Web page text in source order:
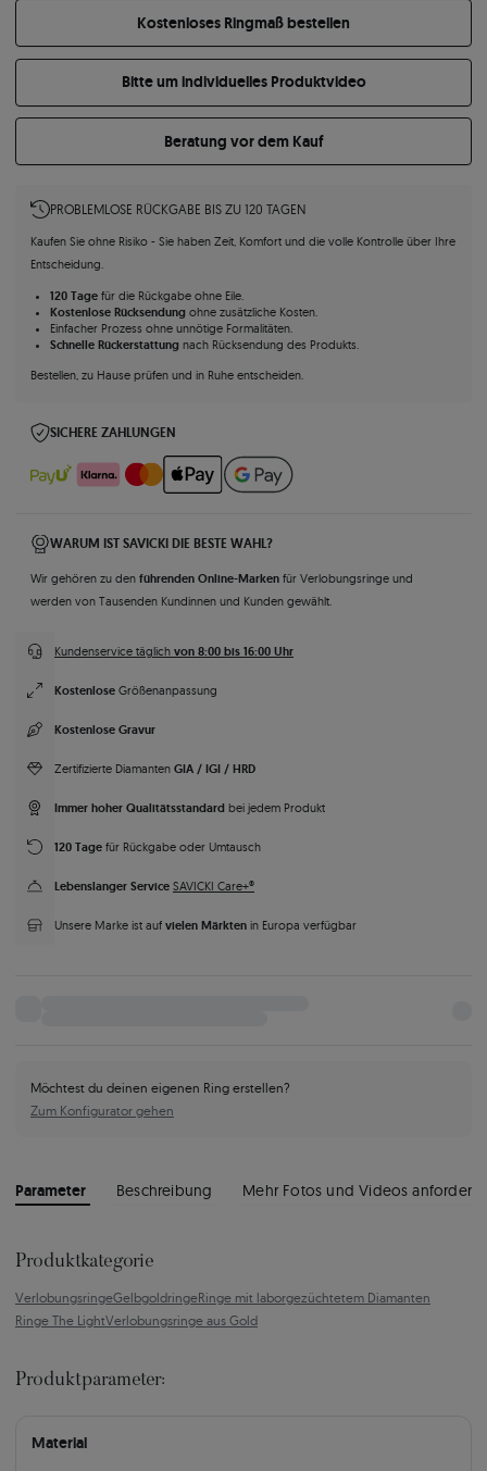
Kostenloses Ringmaß bestellen
Bitte um individuelles Produktvideo
Beratung vor dem Kauf
PROBLEMLOSE RÜCKGABE BIS ZU 120 TAGEN
Kaufen Sie ohne Risiko - Sie haben Zeit, Komfort und die volle Kontrolle über Ihre
Entscheidung.
120 Tagefür die Rückgabe ohne Eile.
Kostenlose Rücksendungohne zusätzliche Kosten.
Einfacher Prozess ohne unnötige Formalitäten.
Schnelle Rückerstattungnach Rücksendung des Produkts.
Bestellen, zu Hause prüfen und in Ruhe entscheiden.
SICHERE ZAHLUNGEN
WARUM IST SAVICKI DIE BESTE WAHL?
Wir gehören zu den führenden Online-Marken für Verlobungsringe und
werden von Tausenden Kundinnen und Kunden gewählt.
Kundenservice täglich von 8:00 bis 16:00 Uhr
Kostenlose Größenanpassung
Kostenlose Gravur
Zertifizierte Diamanten GIA / IGI / HRD
Immer hoher Qualitätsstandard bei jedem Produkt
120 Tage für Rückgabe oder Umtausch
Lebenslanger Service SAVICKI Care+®
Unsere Marke ist auf vielen Märkten in Europa verfügbar
Möchtest du deinen eigenen Ring erstellen?
Zum Konfigurator gehen
Parameter Beschreibung Mehr Fotos und Videos anfordern
Produktkategorie
VerlobungsringeGelbgoldringeRinge mit laborgezüchtetem Diamanten
Ringe The LightVerlobungsringe aus Gold
Produktparameter:
Material